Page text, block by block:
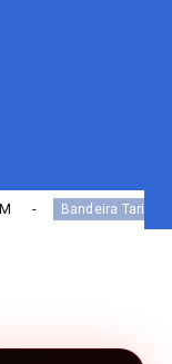
Bandeira Tarifária